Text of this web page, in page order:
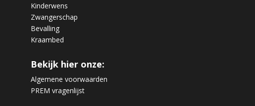
Kinderwens
Zwangerschap
Bevalling
Kraambed
Bekijk hier onze:
Algemene voorwaarden
PREM vragenlijst